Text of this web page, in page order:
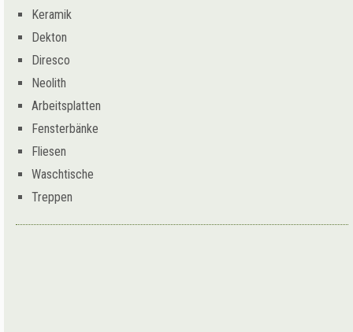
Keramik
Dekton
Diresco
Neolith
Arbeitsplatten
Fensterbänke
Fliesen
Waschtische
Treppen